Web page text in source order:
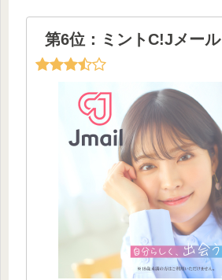
第6位：ミントC!Jメール